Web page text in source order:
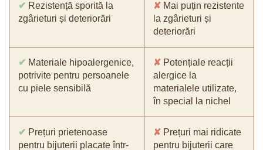
✔ Rezistență sporită la
zgârieturi și deteriorări
✘ Mai puțin rezistente
la zgârieturi și
deteriorări
✔ Materiale hipoalergenice,
potrivite pentru persoanele
cu piele sensibilă
✘ Potențiale reacții
alergice la
materialele utilizate,
în special la nichel
✔ Prețuri prietenoase
pentru bijuterii placate într-
✘ Prețuri mai ridicate
pentru bijuterii care